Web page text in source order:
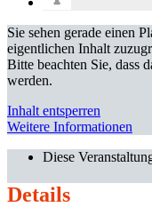
Sie sehen gerade einen
eigentlichen Inhalt
Bitte beachten Sie, dass
werden.
Inhalt entsperren
Weitere Informationen
Diese
Details